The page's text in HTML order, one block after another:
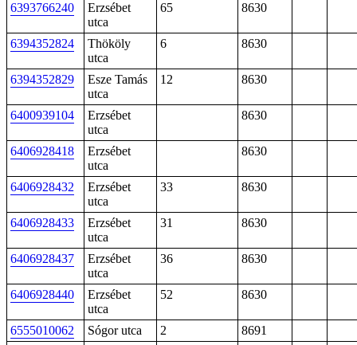
6393766240
Erzsébet
utca
65 8630
6394352824
Thököly
utca
6 8630
6394352829
Esze Tamás
utca
12 8630
6400939104
Erzsébet
utca
8630
6406928418
Erzsébet
utca
8630
6406928432
Erzsébet
utca
33 8630
6406928433
Erzsébet
utca
31 8630
6406928437
Erzsébet
utca
36 8630
6406928440
Erzsébet
utca
52 8630
6555010062 Sógor utca 2
8691